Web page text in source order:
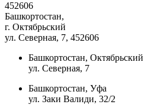
452606
Башкортостан,
г. Октябрьский
ул. Северная, 7, 452606
Башкортостан, Октябрьский
ул. Северная, 7
Башкортостан, Уфа
ул. Заки Валиди, 32/2